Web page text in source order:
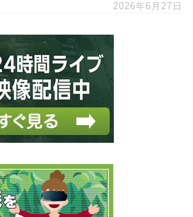
2026年6月27日